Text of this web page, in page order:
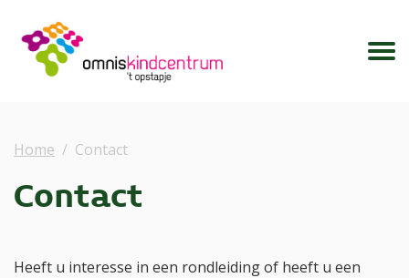
Home Contact
Contact
Heeft u interesse in een rondleiding of heeft u een